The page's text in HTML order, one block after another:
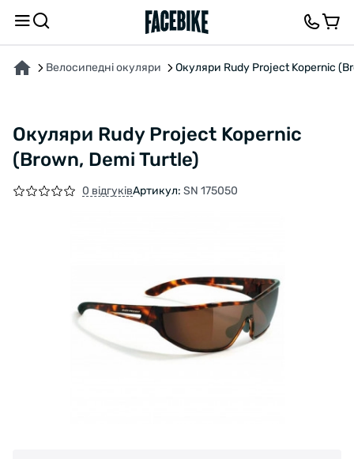
Велосипедні окуляри Окуляри Rudy Project Kopernic
Окуляри Rudy Project Kopernic
(Brown, Demi Turtle)
0 відгуківАртикул: SN 175050
ПРО ТОВАР ХАРАКТЕРИСТИКИОПИС ВІДГУКИ ТА ЗАПИТАННЯ